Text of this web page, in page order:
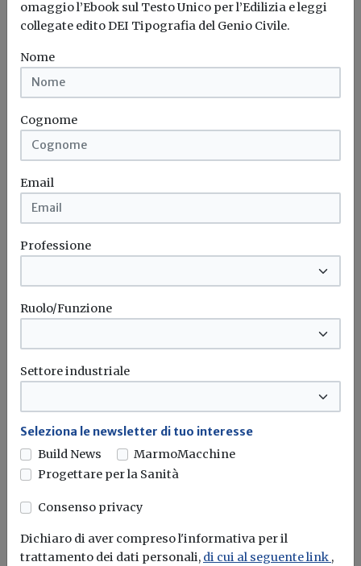
Isolamento termico delle strutture
contro terra degli edifici: il manuale
ANIT
Il vetro cellulare è un materiale particolarmente adatto
Isolamento termico
Attualità
Isolamento acustico dall’interno con
EPS elasticizzato: pronto il manuale
Sviluppato da ANIT in collaborazione con Isolkappa, il
manuale spiega come è...
omaggio l’Ebook sul Testo Unico per l’Edilizia e leggi
collegate edito DEI Tipografia del Genio Civile.
Nome
Cognome
Email
Professione
Ruolo/Funzione
Settore industriale
Seleziona le newsletter di tuo interesse
Build News
MarmoMacchine
Progettare per la Sanità
Consenso privacy
Dichiaro di aver compreso l'informativa per il
trattamento dei dati personali, di cui al seguente link ,